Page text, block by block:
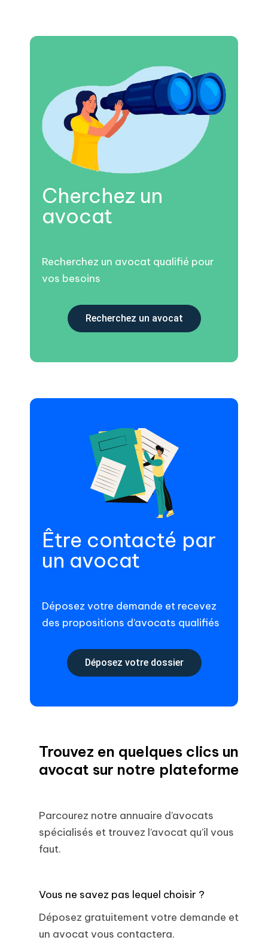
Cherchez un
avocat
Recherchez un avocat qualifié pour
vos besoins
Recherchez un avocat
Être contacté par
un avocat
Déposez votre demande et recevez
des propositions d’avocats qualifiés
Déposez votre dossier
Trouvez en quelques clics un
avocat sur notre plateforme
Parcourez notre annuaire d’avocats
spécialisés et trouvez l’avocat qu’il vous
faut.
Vous ne savez pas lequel choisir ?
Déposez gratuitement votre demande et
un avocat vous contactera.